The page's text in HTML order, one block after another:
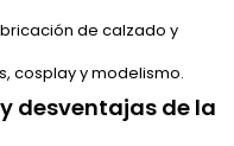
de calzado y
cosplay y modelismo.
desventajas de la